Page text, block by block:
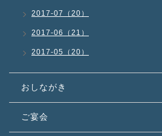
2017-07（20）
2017-06（21）
2017-05（20）
おしながき
ご宴会